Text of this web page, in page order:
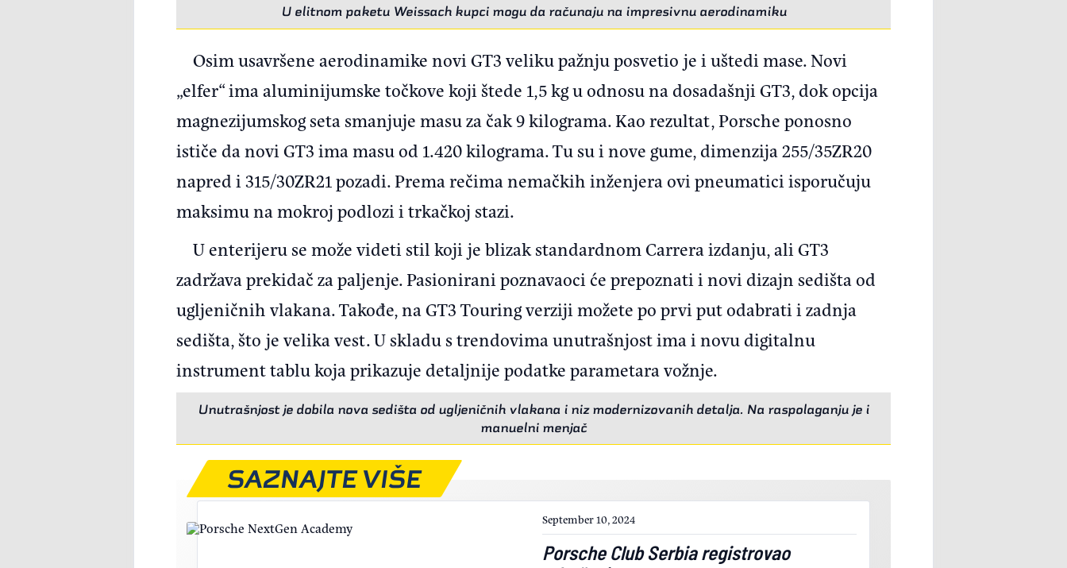
U elitnom paketu Weissach kupci mogu da računaju na impresivnu aerodinamiku
Osim usavršene aerodinamike novi GT3 veliku pažnju posvetio je i uštedi mase. Novi
„elfer“ ima aluminijumske točkove koji štede 1,5 kg u odnosu na dosadašnji GT3, dok opcija
magnezijumskog seta smanjuje masu za čak 9 kilograma. Kao rezultat, Porsche ponosno
ističe da novi GT3 ima masu od 1.420 kilograma. Tu su i nove gume, dimenzija 255/35ZR20
napred i 315/30ZR21 pozadi. Prema rečima nemačkih inženjera ovi pneumatici isporučuju
maksimu na mokroj podlozi i trkačkoj stazi.
U enterijeru se može videti stil koji je blizak standardnom Carrera izdanju, ali GT3
zadržava prekidač za paljenje. Pasionirani poznavaoci će prepoznati i novi dizajn sedišta od
ugljeničnih vlakana. Takođe, na GT3 Touring verziji možete po prvi put odabrati i zadnja
sedišta, što je velika vest. U skladu s trendovima unutrašnjost ima i novu digitalnu
instrument tablu koja prikazuje detaljnije podatke parametara vožnje.
Unutrašnjost je dobila nova sedišta od ugljeničnih vlakana i niz modernizovanih detalja. Na raspolaganju je i
manuelni menjač
September 10, 2024
Porsche Club Serbia registrovao
SAZNAJTE VIŠE